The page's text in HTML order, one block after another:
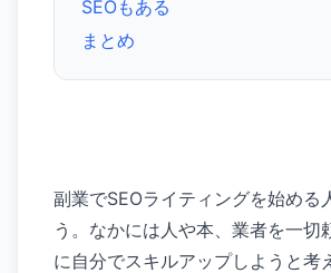
SEOもある
まとめ
副業でSEOライティングを始める
う。なかには人や本、業者を一切
に自分でスキルアップしようと考